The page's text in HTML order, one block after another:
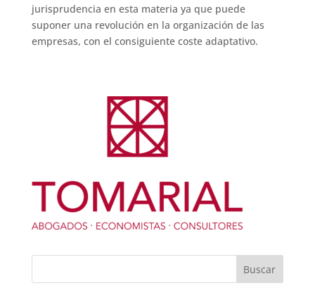
jurisprudencia en esta materia ya que puede
suponer una revolución en la organización de las
empresas, con el consiguiente coste adaptativo.